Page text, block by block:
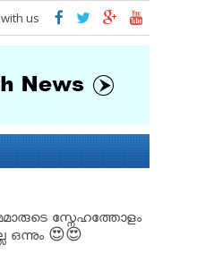
us
സ്നേഹത്തോളം
ഒന്നും 😍😍